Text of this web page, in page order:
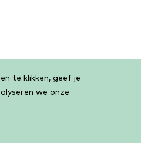
te klikken, geef je
we onze